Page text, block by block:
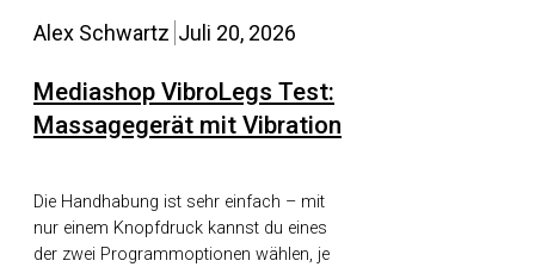
Mediashop VibroLegs Test:
Massagegerät mit Vibration
Alex Schwartz Juli 20, 2026
Die Handhabung ist sehr einfach – mit
nur einem Knopfdruck kannst du eines
der zwei Programmoptionen wählen, je